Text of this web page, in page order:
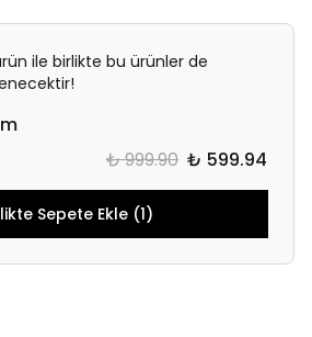
ile birlikte bu ürünler de
₺ 999.90 ₺ 599.94
Sepete Ekle (1)